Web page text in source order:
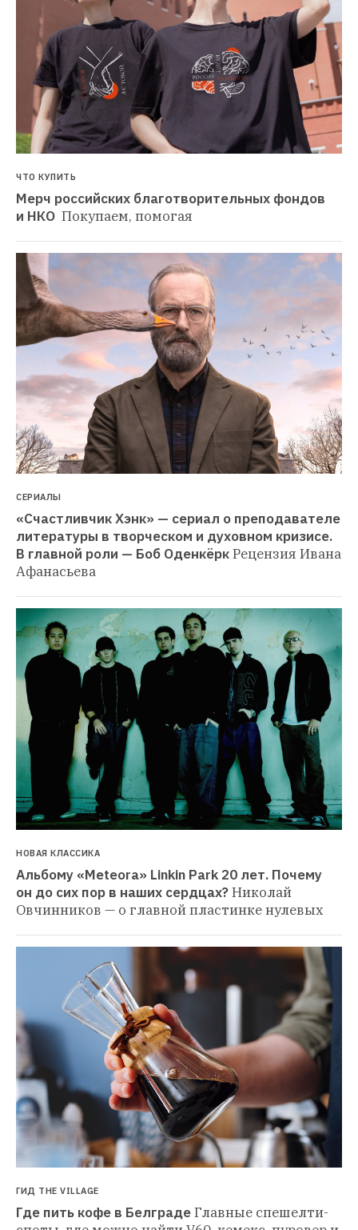
ЧТО КУПИТЬ
Мерч российских благотворительных фондов
и НКО Покупаем, помогая
СЕРИАЛЫ
«Счастливчик Хэнк» — сериал о преподавателе
литературы в творческом и духовном кризисе.
В главной роли — Боб ОденкёркРецензия Ивана
Афанасьева
НОВАЯ КЛАССИКА
Альбому «Meteora» Linkin Park 20 лет. Почему
он до сих пор в наших сердцах?Николай
Овчинников — о главной пластинке нулевых
ГИД THE VILLAGE
Где пить кофе в БелградеГлавные спешелти-